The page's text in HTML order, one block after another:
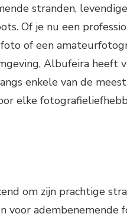
stranden,
Of je nu een
of een
Albufeira heeft
enkele van de
elke
om zijn prachtige
voor adembenemende